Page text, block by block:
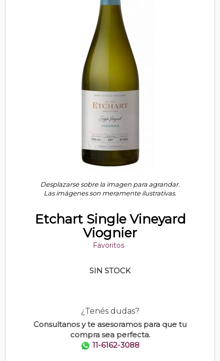
Desplazarse sobre la imagen para agrandar.
Las imágenes son meramente ilustrativas.
Etchart Single Vineyard
Viognier
Favoritos
SIN STOCK
¿Tenés dudas?
Consultanos y te asesoramos para que tu
compra sea perfecta.
11-6162-3088